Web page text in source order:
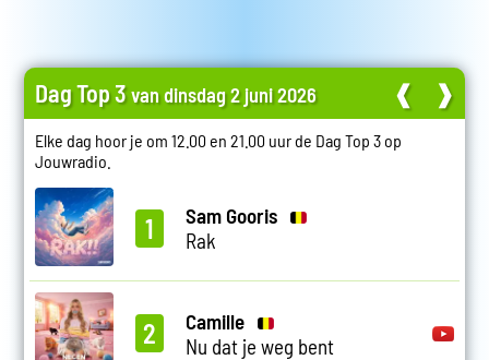
Dag Top 3van dinsdag 2 juni 2026 ❰ ❱
Elke dag hoor je om 12.00 en 21.00 uur de Dag Top 3 op
Jouwradio.
1
Sam Gooris
Rak
2
Camille
Nu dat je weg bent